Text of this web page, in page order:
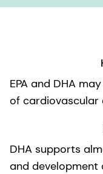
EPA and DHA
of cardiovascular
DHA supports
and development